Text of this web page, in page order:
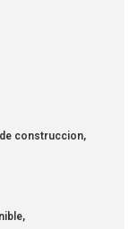
construccion,